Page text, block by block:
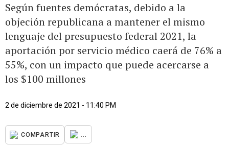
Según fuentes demócratas, debido a la
objeción republicana a mantener el mismo
lenguaje del presupuesto federal 2021, la
aportación por servicio médico caerá de 76% a
55%, con un impacto que puede acercarse a
los $100 millones
2 de diciembre de 2021 - 11:40 PM
COMPARTIR ...